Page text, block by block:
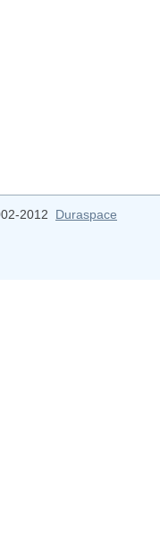
2012 Duraspace